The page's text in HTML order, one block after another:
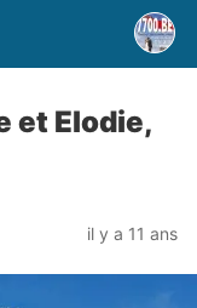
et Elodie,
il y a 11 ans